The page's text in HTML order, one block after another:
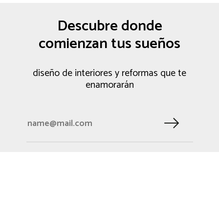
Descubre donde
comienzan tus sueños
diseño de interiores y reformas que te
enamorarán